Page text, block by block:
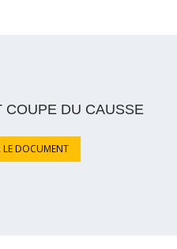
COUPE DU CAUSSE
LE DOCUMENT